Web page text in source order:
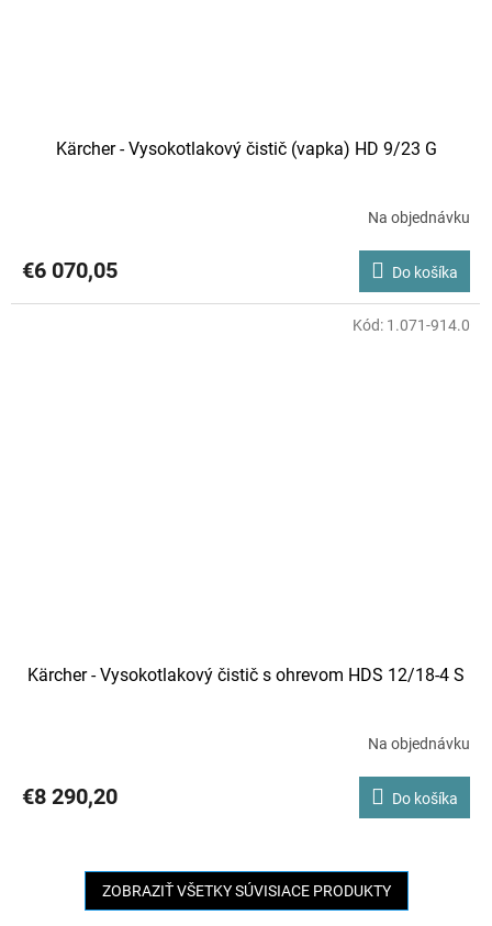
Kärcher - Vysokotlakový čistič (vapka) HD 9/23 G
Na objednávku
€6 070,05 Do košíka
Kärcher - Vysokotlakový čistič s ohrevom HDS 12/18-4 S
Na objednávku
€8 290,20 Do košíka
Kód: 1.071-914.0
ZOBRAZIŤ VŠETKY SÚVISIACE PRODUKTY